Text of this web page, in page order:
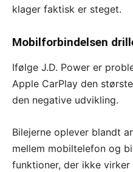
klager faktisk er steget.
Mobilforbindelsen
Ifølge J.D. Power er
Apple CarPlay den
den negative udvikling.
Bilejerne oplever blandt
mellem mobiltelefon og
funktioner, der ikke